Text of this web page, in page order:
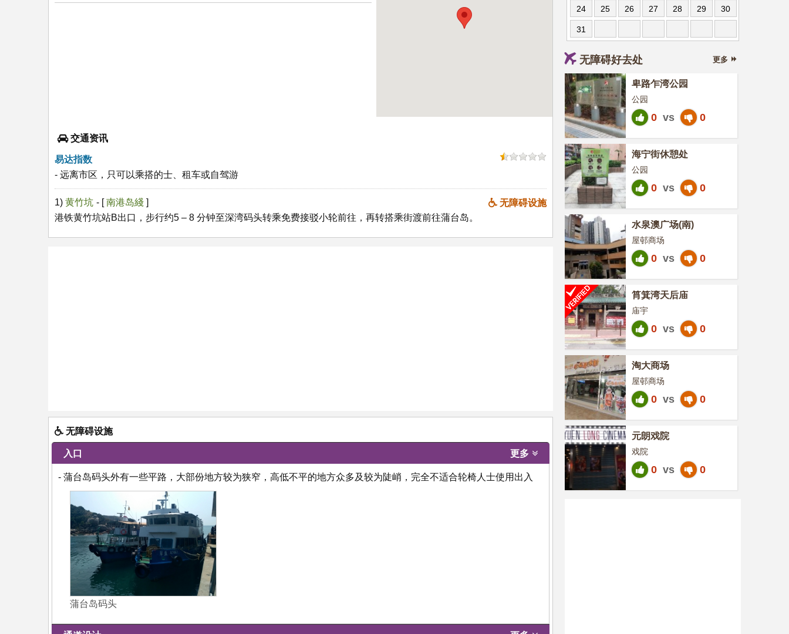
交通资讯
易达指数
- 远离市区，只可以乘搭的士、租车或自驾游
1) 黄竹坑 无障碍设施
- [南港岛綫 ]
港铁黄竹坑站B出口，步行约5 – 8 分钟至深湾码头转乘免费接驳小轮前往，再转搭乘街渡前往蒲台岛。
无障碍设施
入口 更多
- 蒲台岛码头外有一些平路，大部份地方较为狭窄，高低不平的地方众多及较为陡峭，完全不适合轮椅人士使用出入
蒲台岛码头
24 25 26 27 28 29 30
31
无障碍好去处 更多
卑路乍湾公园
公园
0 vs 0
海宁街休憩处
公园
0 vs 0
水泉澳广场(南)
屋邨商场
0 vs 0
筲箕湾天后庙
庙宇
0 vs 0
淘大商场
屋邨商场
0 vs 0
元朗戏院
戏院
0 vs 0